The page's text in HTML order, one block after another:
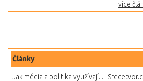
více
Články
Jak média a politika využívají...